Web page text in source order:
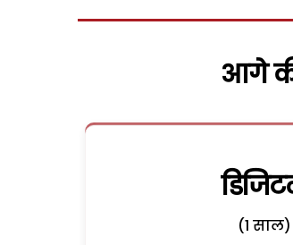
आगे
(1 साल)